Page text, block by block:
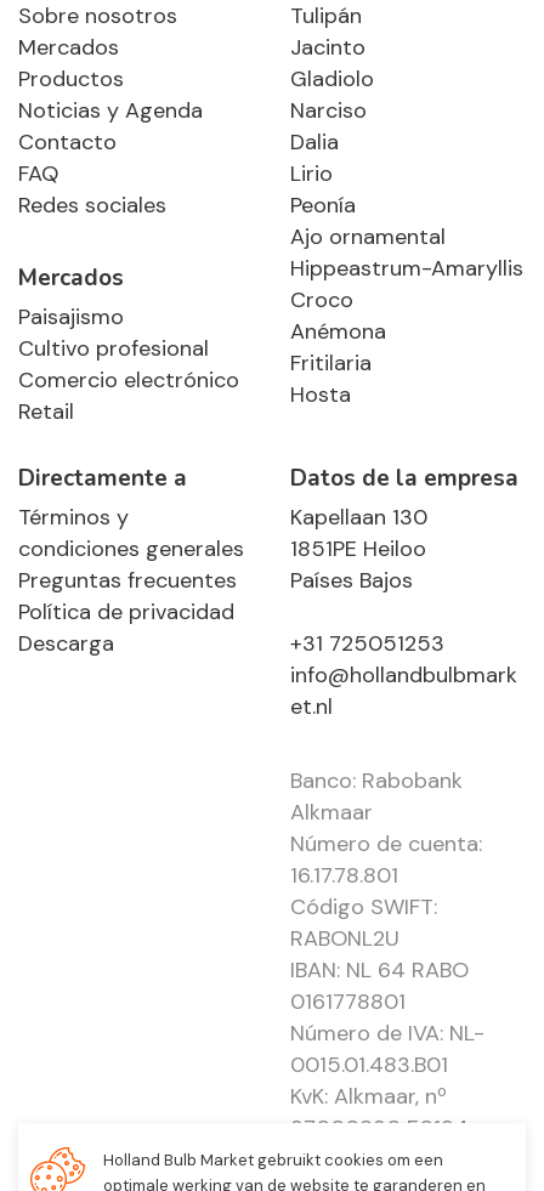
Sobre nosotros
Mercados
Productos
Noticias y Agenda
Contacto
FAQ
Redes sociales
Mercados
Paisajismo
Cultivo profesional
Comercio electrónico
Retail
Tulipán
Jacinto
Gladiolo
Narciso
Dalia
Lirio
Peonía
Ajo ornamental
Hippeastrum-Amaryllis
Croco
Anémona
Fritilaria
Hosta
Directamente a
Términos y
condiciones generales
Preguntas frecuentes
Política de privacidad
Descarga
Datos de la empresa
Kapellaan 130
1851PE Heiloo
Países Bajos
+31 725051253
info@hollandbulbmark
et.nl
Banco: Rabobank
Alkmaar
Número de cuenta:
16.17.78.801
Código SWIFT:
RABONL2U
IBAN: NL 64 RABO
0161778801
Número de IVA: NL-
0015.01.483.B01
KvK: Alkmaar, nº
37000830 E0194 -
EBO 505
Holland Bulb Market gebruikt cookies om een
optimale werking van de website te garanderen en